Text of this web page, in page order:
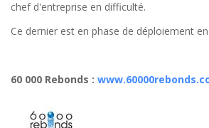
chef d'entreprise en difficulté.
Ce dernier est en phase de déploiement
60 000 Rebonds :